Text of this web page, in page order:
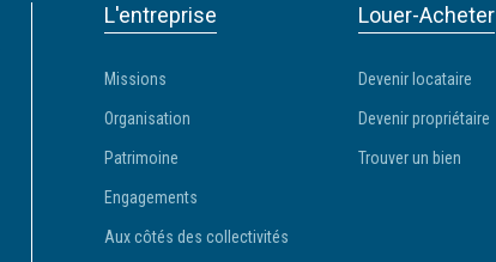
L'entreprise
Missions
Organisation
Patrimoine
Engagements
Aux côtés des collectivités
Louer-Acheter
Devenir locataire
Devenir propriétaire
Trouver un bien